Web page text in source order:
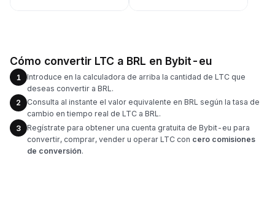
Cómo convertir LTC a BRL en Bybit-eu
1
Introduce en la calculadora de arriba la cantidad de LTC que
deseas convertir a BRL.
2
Consulta al instante el valor equivalente en BRL según la tasa de
cambio en tiempo real de LTC a BRL.
3
Regístrate para obtener una cuenta gratuita de Bybit-eu para
convertir, comprar, vender u operar LTC con cero comisiones
de conversión.